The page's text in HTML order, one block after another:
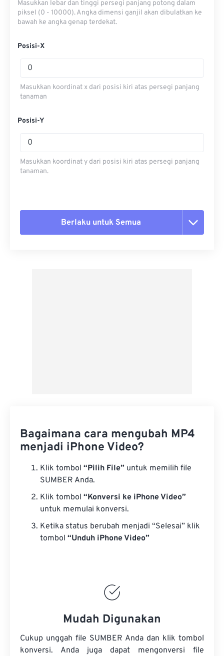
Masukkan lebar dan tinggi persegi panjang potong dalam
piksel (0 - 10000). Angka dimensi ganjil akan dibulatkan ke
bawah ke angka genap terdekat.
Posisi-X
Masukkan koordinat x dari posisi kiri atas persegi panjang
tanaman
Posisi-Y
Masukkan koordinat y dari posisi kiri atas persegi panjang
tanaman.
Berlaku untuk Semua
Bagaimana cara mengubah MP4
menjadi iPhone Video?
Klik tombol “Pilih File” untuk memilih file
SUMBER Anda.
Klik tombol “Konversi ke iPhone Video”
untuk memulai konversi.
Ketika status berubah menjadi “Selesai” klik
tombol “Unduh iPhone Video”
Mudah Digunakan
Cukup unggah file SUMBER Anda dan klik tombol
konversi. Anda juga dapat mengonversi file